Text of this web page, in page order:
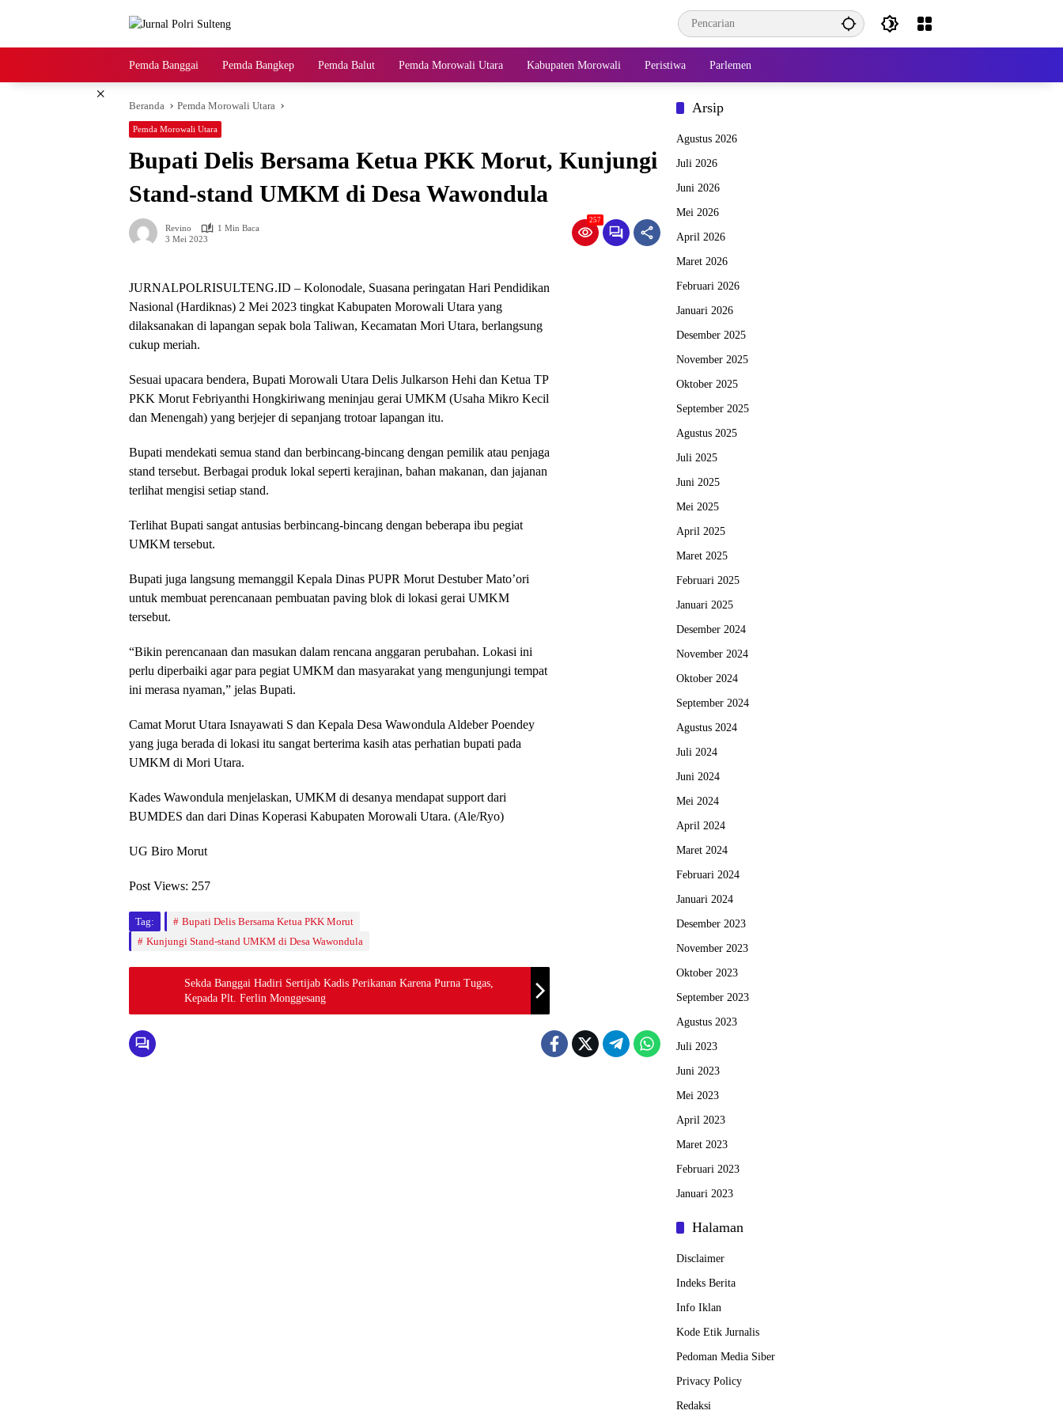
Pemda Banggai Pemda Bangkep Pemda Balut Pemda Morowali Utara Kabupaten Morowali Peristiwa Parlemen
×
Beranda Pemda Morowali Utara
Pemda Morowali Utara
Bupati Delis Bersama Ketua PKK Morut, Kunjungi
Stand-stand UMKM di Desa Wawondula
Revino
1 Min Baca
3 Mei 2023
257
JURNALPOLRISULTENG.ID – Kolonodale, Suasana peringatan Hari Pendidikan
Nasional (Hardiknas) 2 Mei 2023 tingkat Kabupaten Morowali Utara yang
dilaksanakan di lapangan sepak bola Taliwan, Kecamatan Mori Utara, berlangsung
cukup meriah.
Sesuai upacara bendera, Bupati Morowali Utara Delis Julkarson Hehi dan Ketua TP
PKK Morut Febriyanthi Hongkiriwang meninjau gerai UMKM (Usaha Mikro Kecil
dan Menengah) yang berjejer di sepanjang trotoar lapangan itu.
Bupati mendekati semua stand dan berbincang-bincang dengan pemilik atau penjaga
stand tersebut. Berbagai produk lokal seperti kerajinan, bahan makanan, dan jajanan
terlihat mengisi setiap stand.
Terlihat Bupati sangat antusias berbincang-bincang dengan beberapa ibu pegiat
UMKM tersebut.
Bupati juga langsung memanggil Kepala Dinas PUPR Morut Destuber Mato’ori
untuk membuat perencanaan pembuatan paving blok di lokasi gerai UMKM
tersebut.
“Bikin perencanaan dan masukan dalam rencana anggaran perubahan. Lokasi ini
perlu diperbaiki agar para pegiat UMKM dan masyarakat yang mengunjungi tempat
ini merasa nyaman,” jelas Bupati.
Camat Morut Utara Isnayawati S dan Kepala Desa Wawondula Aldeber Poendey
yang juga berada di lokasi itu sangat berterima kasih atas perhatian bupati pada
UMKM di Mori Utara.
Kades Wawondula menjelaskan, UMKM di desanya mendapat support dari
BUMDES dan dari Dinas Koperasi Kabupaten Morowali Utara. (Ale/Ryo)
UG Biro Morut
Post Views: 257
Tag:
Bupati Delis Bersama Ketua PKK Morut
Kunjungi Stand-stand UMKM di Desa Wawondula
Sekda Banggai Hadiri Sertijab Kadis Perikanan Karena Purna Tugas,
Kepada Plt. Ferlin Monggesang
Arsip
Agustus 2026
Juli 2026
Juni 2026
Mei 2026
April 2026
Maret 2026
Februari 2026
Januari 2026
Desember 2025
November 2025
Oktober 2025
September 2025
Agustus 2025
Juli 2025
Juni 2025
Mei 2025
April 2025
Maret 2025
Februari 2025
Januari 2025
Desember 2024
November 2024
Oktober 2024
September 2024
Agustus 2024
Juli 2024
Juni 2024
Mei 2024
April 2024
Maret 2024
Februari 2024
Januari 2024
Desember 2023
November 2023
Oktober 2023
September 2023
Agustus 2023
Juli 2023
Juni 2023
Mei 2023
April 2023
Maret 2023
Februari 2023
Januari 2023
Halaman
Disclaimer
Indeks Berita
Info Iklan
Kode Etik Jurnalis
Pedoman Media Siber
Privacy Policy
Redaksi